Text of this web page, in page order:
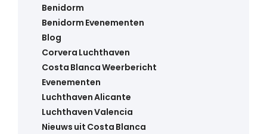
Benidorm
Benidorm Evenementen
Blog
Corvera Luchthaven
Costa Blanca Weerbericht
Evenementen
Luchthaven Alicante
Luchthaven Valencia
Nieuws uit Costa Blanca